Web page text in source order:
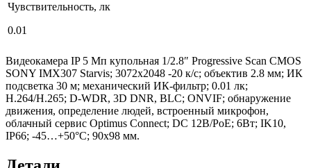
Чувствительность, лк
0.01
Видеокамера IP 5 Мп купольная 1/2.8″ Progressive Scan CMOS
SONY IMX307 Starvis; 3072х2048 -20 к/с; объектив 2.8 мм; ИК
подсветка 30 м; механический ИК-фильтр; 0.01 лк;
Н.264/H.265; D-WDR, 3D DNR, BLC; ONVIF; обнаружение
движения, определение людей, встроенный микрофон,
облачный сервис Optimus Connect; DC 12В/PoE; 6Вт; IK10,
IP66; -45…+50°C; 90х98 мм.